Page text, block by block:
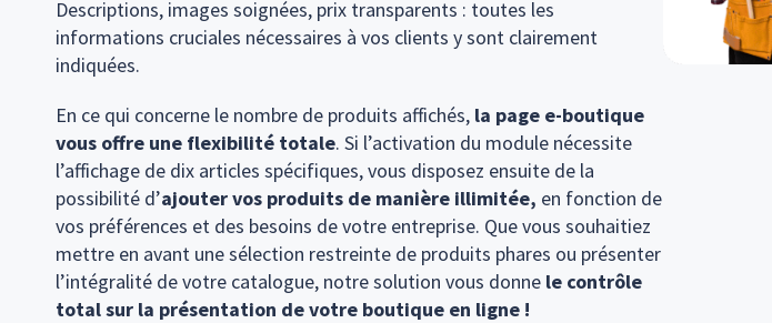
Descriptions, images soignées, prix transparents : toutes les
informations cruciales nécessaires à vos clients y sont clairement
indiquées.
En ce qui concerne le nombre de produits affichés, la page e-boutique
vous offre une flexibilité totale. Si l’activation du module nécessite
l’affichage de dix articles spécifiques, vous disposez ensuite de la
possibilité d’ajouter vos produits de manière illimitée, en fonction de
vos préférences et des besoins de votre entreprise. Que vous souhaitiez
mettre en avant une sélection restreinte de produits phares ou présenter
l’intégralité de votre catalogue, notre solution vous donne le contrôle
total sur la présentation de votre boutique en ligne !